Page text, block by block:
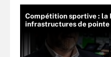
Compétition sportive : la
infrastructures de pointe